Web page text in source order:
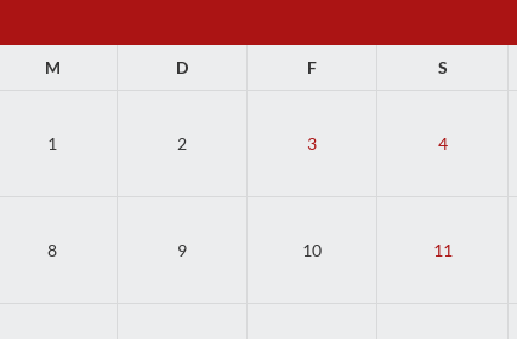
M D F S
1 2 3 4
8 9 10 11